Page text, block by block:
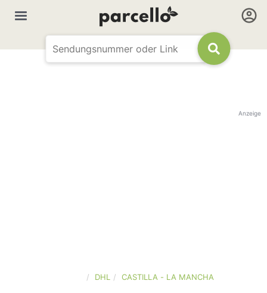
Anzeige
DHL CASTILLA - LA MANCHA